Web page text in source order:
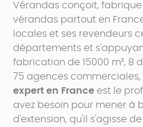
Vérandas conçoit,
vérandas partout en
locales et ses revendeurs
départements et
fabrication de 15000 m², 8
75 agences
expert en France est le
avez besoin pour mener à
d'extension, qu'il s'agisse